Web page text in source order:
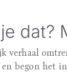
dat?
begon het